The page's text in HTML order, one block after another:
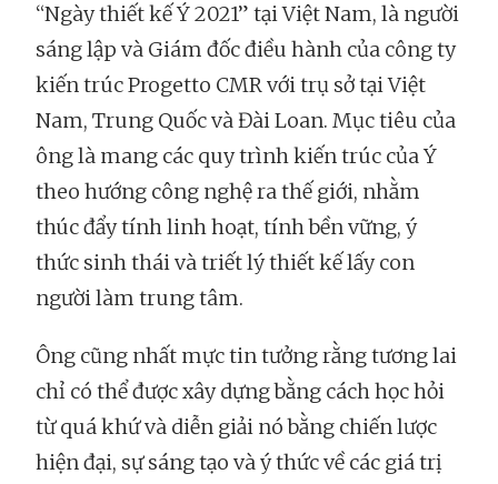
“Ngày thiết kế Ý 2021” tại Việt Nam, là người
sáng lập và Giám đốc điều hành của công ty
kiến trúc Progetto CMR với trụ sở tại Việt
Nam, Trung Quốc và Đài Loan. Mục tiêu của
ông là mang các quy trình kiến trúc của Ý
theo hướng công nghệ ra thế giới, nhằm
thúc đẩy tính linh hoạt, tính bền vững, ý
thức sinh thái và triết lý thiết kế lấy con
người làm trung tâm.
Ông cũng nhất mực tin tưởng rằng tương lai
chỉ có thể được xây dựng bằng cách học hỏi
từ quá khứ và diễn giải nó bằng chiến lược
hiện đại, sự sáng tạo và ý thức về các giá trị